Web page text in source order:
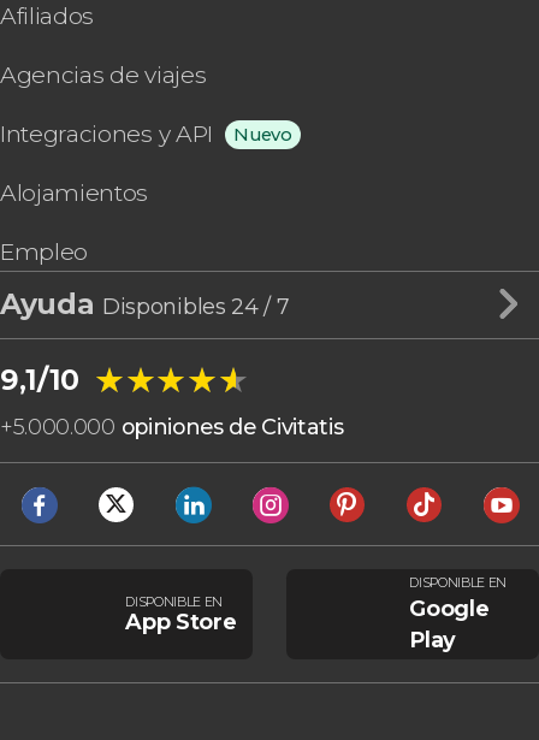
Afiliados
Agencias de viajes
Integraciones y API Nuevo
Alojamientos
Empleo
Ayuda Disponibles 24 / 7
9,1/10 ★★★★★
★★★★★
+5.000.000 opiniones de Civitatis
DISPONIBLE EN
App Store
DISPONIBLE EN
Google
Play